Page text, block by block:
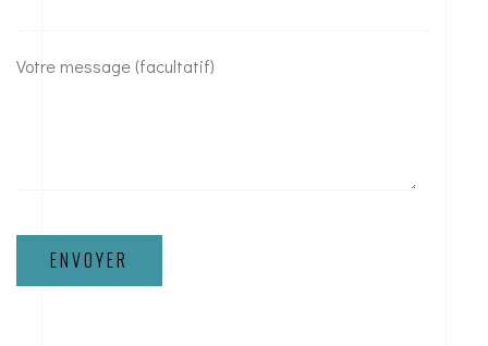
Votre message (facultatif)
ENVOYER